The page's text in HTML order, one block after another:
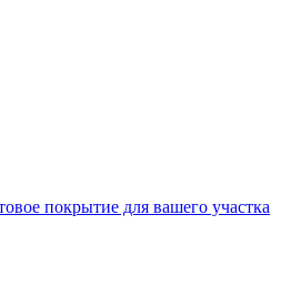
покрытие для вашего участка